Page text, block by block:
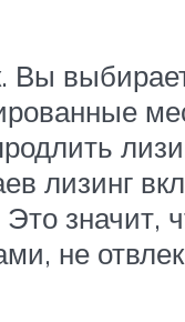
Вы
лизинг
значит,
не